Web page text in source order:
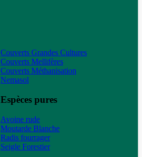
Couverts Grandes Cultures
Couverts Mellifères
Couverts Méthanisation
Nemasol
Espèces pures
Avoine rude
Moutarde Blanche
Radis fourrager
Seigle Forestier